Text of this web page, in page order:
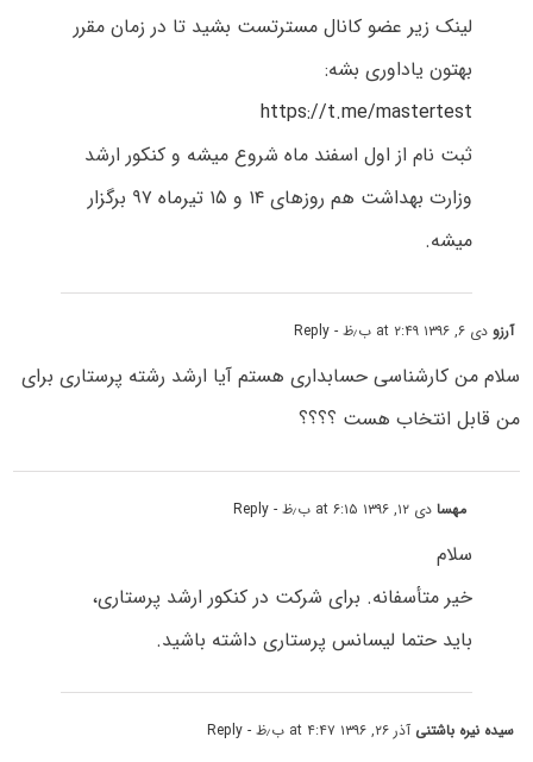
لینک زیر عضو کانال مسترتست بشید تا در زمان مقرر
بهتون یاداوری بشه:
https://t.me/mastertest
ثبت نام از اول اسفند ماه شروع میشه و کنکور ارشد
وزارت بهداشت هم روزهای ۱۴ و ۱۵ تیرماه ۹۷ برگزار
میشه.
آرزودی ۶, ۱۳۹۶ at ۲:۴۹ ب٫ظ - Reply
سلام من کارشناسی حسابداری هستم آیا ارشد رشته پرستاری برای
من قابل انتخاب هست ؟؟؟؟
مهسادی ۱۲, ۱۳۹۶ at ۶:۱۵ ب٫ظ - Reply
سلام
خیر متأسفانه. برای شرکت در کنکور ارشد پرستاری،
باید حتما لیسانس پرستاری داشته باشید.
سیده نیره باشتنی آذر ۲۶, ۱۳۹۶ at ۴:۴۷ ب٫ظ - Reply